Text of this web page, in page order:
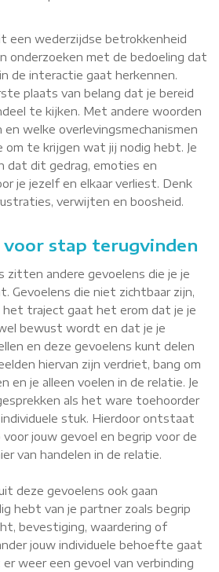
een wederzijdse betrokkenheid
onderzoeken met de bedoeling dat
de interactie gaat herkennen.
plaats van belang dat je bereid
te kijken. Met andere woorden
welke overlevingsmechanismen
om te krijgen wat jij nodig hebt. Je
dat dit gedrag, emoties en
je jezelf en elkaar verliest. Denk
verwijten en boosheid.
voor stap terugvinden
zitten andere gevoelens die je je
Gevoelens die niet zichtbaar zijn,
het traject gaat het erom dat je je
bewust wordt en dat je je
en deze gevoelens kunt delen
hiervan zijn verdriet, bang om
en je alleen voelen in de relatie. Je
als het ware toehoorder
stuk. Hierdoor ontstaat
jouw gevoel en begrip voor de
van handelen in de relatie.
deze gevoelens ook gaan
hebt van je partner zoals begrip
bevestiging, waardering of
jouw individuele behoefte gaat
weer een gevoel van verbinding